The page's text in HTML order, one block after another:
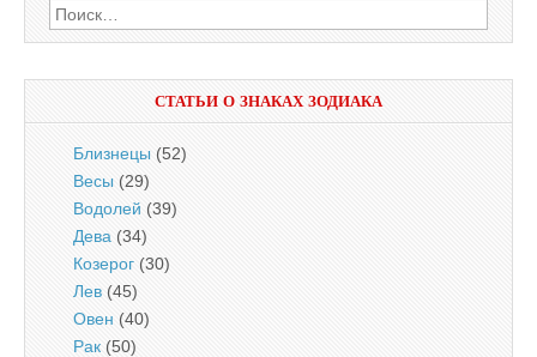
Найти:
СТАТЬИ О ЗНАКАХ ЗОДИАКА
Близнецы (52)
Весы (29)
Водолей (39)
Дева (34)
Козерог (30)
Лев (45)
Овен (40)
Рак (50)